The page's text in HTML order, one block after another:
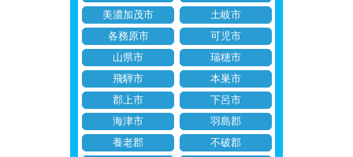
美濃加茂市
土岐市
各務原市
可児市
山県市
瑞穂市
飛騨市
本巣市
郡上市
下呂市
海津市
羽島郡
養老郡
不破郡